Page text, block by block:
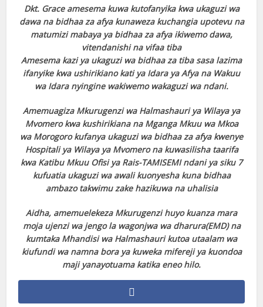
Dkt. Grace amesema kuwa kutofanyika kwa ukaguzi wa
dawa na bidhaa za afya kunaweza kuchangia upotevu na
matumizi mabaya ya bidhaa za afya ikiwemo dawa,
vitendanishi na vifaa tiba
Amesema kazi ya ukaguzi wa bidhaa za tiba sasa lazima
ifanyike kwa ushirikiano kati ya Idara ya Afya na Wakuu
wa Idara nyingine wakiwemo wakaguzi wa ndani.
Amemuagiza Mkurugenzi wa Halmashauri ya Wilaya ya
Mvomero kwa kushirikiana na Mganga Mkuu wa Mkoa
wa Morogoro kufanya ukaguzi wa bidhaa za afya kwenye
Hospitali ya Wilaya ya Mvomero na kuwasilisha taarifa
kwa Katibu Mkuu Ofisi ya Rais-TAMISEMI ndani ya siku 7
kufuatia ukaguzi wa awali kuonyesha kuna bidhaa
ambazo takwimu zake hazikuwa na uhalisia
Aidha, amemuelekeza Mkurugenzi huyo kuanza mara
moja ujenzi wa jengo la wagonjwa wa dharura(EMD) na
kumtaka Mhandisi wa Halmashauri kutoa utaalam wa
kiufundi wa namna bora ya kuweka mifereji ya kuondoa
maji yanayotuama katika eneo hilo.